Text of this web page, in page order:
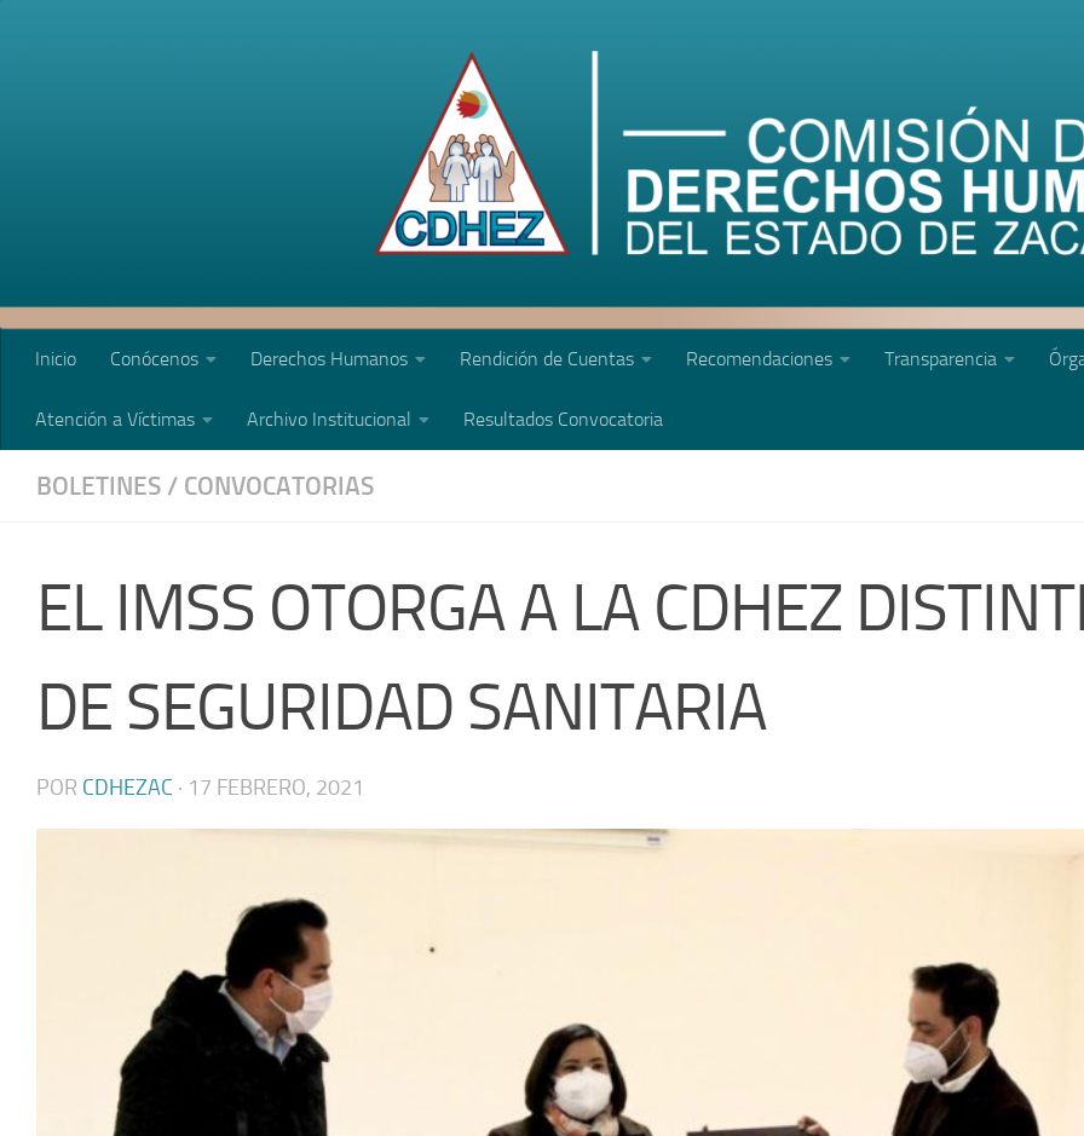
Inicio Conócenos Derechos Humanos Rendición de Cuentas Recomendaciones Transparencia
Atención a Víctimas Archivo Institucional Resultados Convocatoria
BOLETINES / CONVOCATORIAS
EL IMSS OTORGA A LA CDHEZ
DE SEGURIDAD SANITARIA
POR CDHEZAC · 17 FEBRERO, 2021